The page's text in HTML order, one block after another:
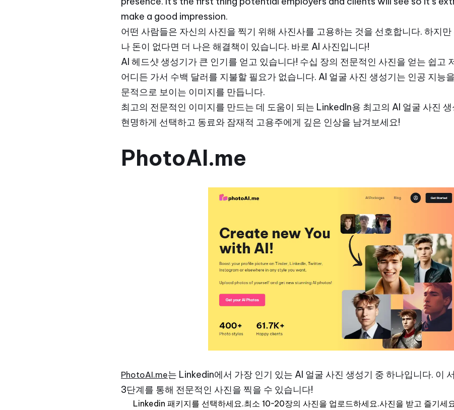
make a good impression.
어떤 사람들은 자신의 사진을 찍기 위해 사진사를 고용하는 것을 선호합니다. 하지
나 돈이 없다면 더 나은 해결책이 있습니다. 바로 AI 사진입니다!
AI 헤드샷 생성기가 큰 인기를 얻고 있습니다! 수십 장의 전문적인 사진을 얻는 쉽고
어디든 가서 수백 달러를 지불할 필요가 없습니다. AI 얼굴 사진 생성기는 인공 지능
문적으로 보이는 이미지를 만듭니다.
최고의 전문적인 이미지를 만드는 데 도움이 되는 LinkedIn용 최고의 AI 얼굴 사진
현명하게 선택하고 동료와 잠재적 고용주에게 깊은 인상을 남겨보세요!
PhotoAI.me
PhotoAI.me는 Linkedin에서 가장 인기 있는 AI 얼굴 사진 생성기 중 하나입니다. 이
3단계를 통해 전문적인 사진을 찍을 수 있습니다!
Linkedin 패키지를 선택하세요.최소 10~20장의 사진을 업로드하세요.사진을 받고 즐기세